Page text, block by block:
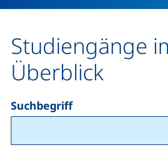
Studiengänge
Überblick
Suchbegriff